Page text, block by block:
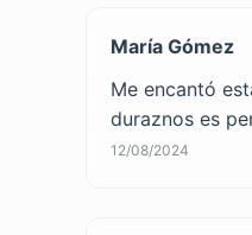
María Gómez
Me encantó
duraznos es
12/08/2024